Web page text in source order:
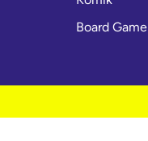
Board Game